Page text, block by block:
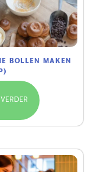
BOLLEN MAKEN